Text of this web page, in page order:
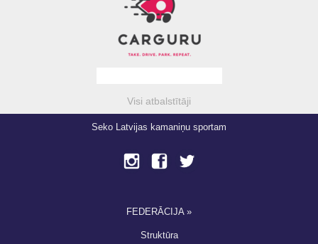
Visi atbalstītāji
Seko Latvijas kamaniņu sportam
FEDERĀCIJA »
Struktūra